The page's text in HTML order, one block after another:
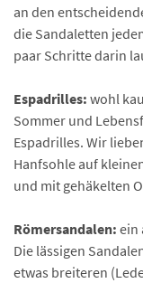
an den
die Sandaletten
paar Schritte darin
Espadrilles: wohl
Sommer und
Espadrilles. Wir
Hanfsohle auf
und mit gehäkelten
Römersandalen: ein
Die lässigen
etwas breiteren